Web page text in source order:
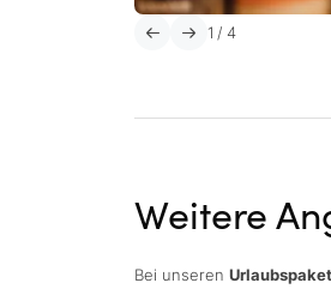
1 / 4
Weitere
Bei unseren